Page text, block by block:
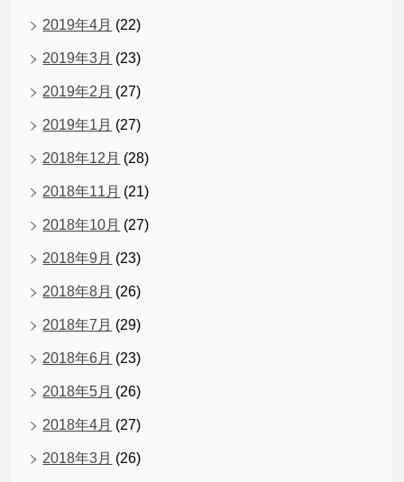
2019年4月 (22)
2019年3月 (23)
2019年2月 (27)
2019年1月 (27)
2018年12月 (28)
2018年11月 (21)
2018年10月 (27)
2018年9月 (23)
2018年8月 (26)
2018年7月 (29)
2018年6月 (23)
2018年5月 (26)
2018年4月 (27)
2018年3月 (26)